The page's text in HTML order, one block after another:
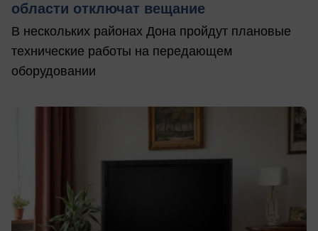
области отключат вещание
В нескольких районах Дона пройдут плановые
технические работы на передающем
оборудовании